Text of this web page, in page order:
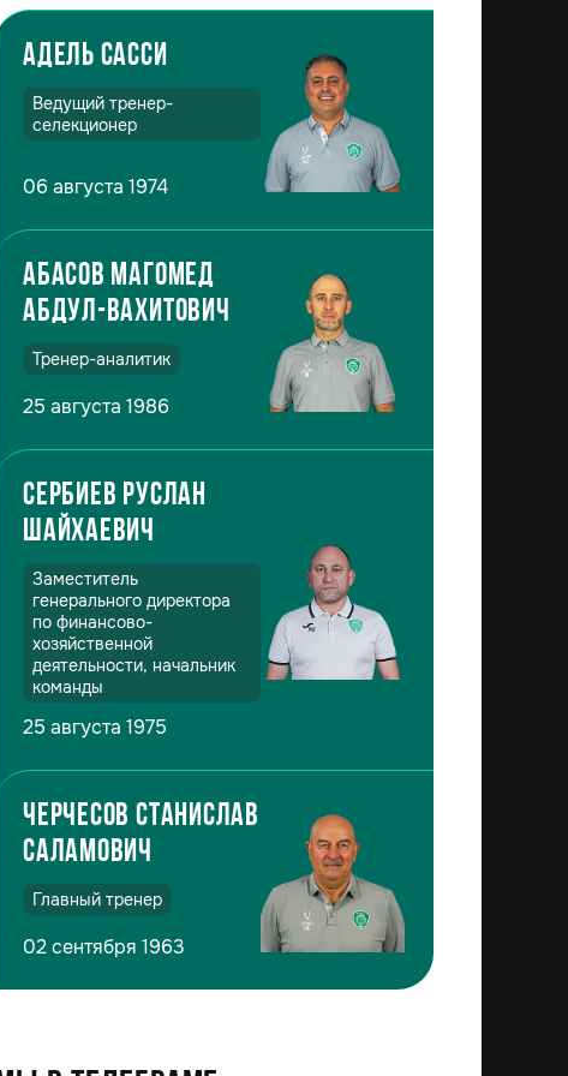
Адель Сасси
Ведущий тренер-
селекционер
06 августа 1974
Абасов Магомед
Абдул-Вахитович
Тренер-аналитик
25 августа 1986
Сербиев Руслан
Шайхаевич
Заместитель
генерального директора
по финансово-
хозяйственной
деятельности, начальник
команды
25 августа 1975
Черчесов Станислав
Саламович
Главный тренер
02 сентября 1963